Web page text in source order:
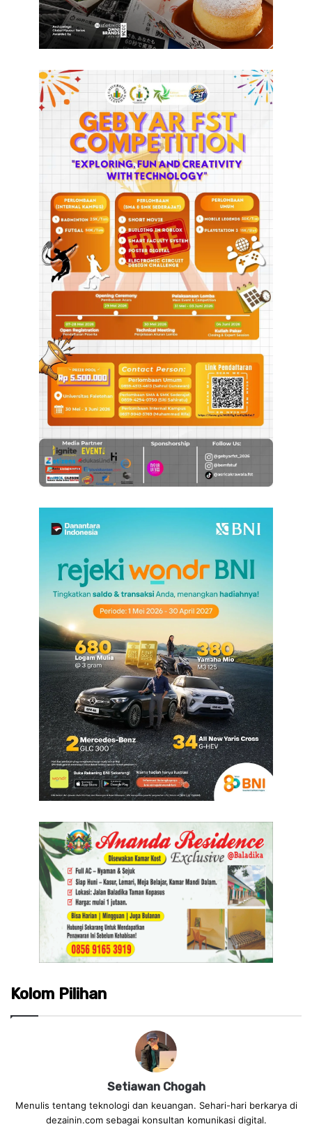
Kolom Pilihan
Setiawan Chogah
Menulis tentang teknologi dan keuangan. Sehari-hari berkarya di
dezainin.com sebagai konsultan komunikasi digital.